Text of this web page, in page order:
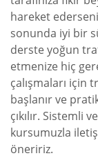
hareket
sonunda iyi bir
derste yoğun
etmenize hiç
çalışmaları için
başlanır ve
çıkılır. Sistemli
kursumuzla
öneririz.